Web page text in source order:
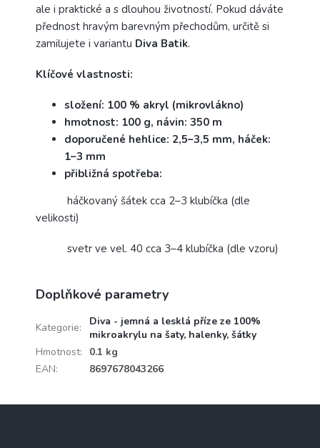
ale i praktické a s dlouhou životností. Pokud dáváte
přednost hravým barevným přechodům, určitě si
zamilujete i variantu Diva Batik.
Klíčové vlastnosti:
složení: 100 % akryl (mikrovlákno)
hmotnost: 100 g, návin: 350 m
doporučené hehlice: 2,5–3,5 mm, háček:
1–3 mm
přibližná spotřeba:
háčkovaný šátek cca 2–3 klubíčka (dle
velikosti)
svetr ve vel. 40 cca 3–4 klubíčka (dle vzoru)
Doplňkové parametry
Kategorie:
Diva - jemná a lesklá příze ze 100%
mikroakrylu na šaty, halenky, šátky
Hmotnost:
0.1 kg
EAN: 8697678043266